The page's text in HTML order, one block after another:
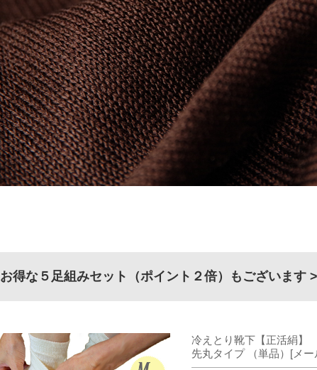
お得な５足組みセット（ポイント２倍）もございます
冷えとり靴下【正活絹】
先丸タイプ （単品）[メ